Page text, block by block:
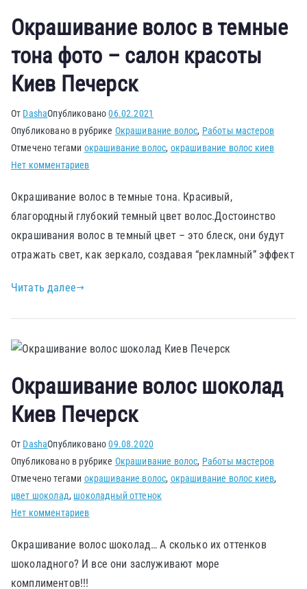
Окрашивание волос в темные
тона фото – салон красоты
Киев Печерск
От DashaОпубликовано06.02.2021
Опубликовано в рубрике Окрашивание волос, Работы мастеров
Отмечено тегами окрашивание волос, окрашивание волос киев
Нет комментариев
Окрашивание волос в темные тона. Красивый,
благородный глубокий темный цвет волос.Достоинство
окрашивания волос в темный цвет – это блеск, они будут
отражать свет, как зеркало, создавая “рекламный” эффект
Читать далее
Окрашивание волос шоколад
Киев Печерск
От DashaОпубликовано09.08.2020
Опубликовано в рубрике Окрашивание волос, Работы мастеров
Отмечено тегами окрашивание волос, окрашивание волос киев,
цвет шоколад, шоколадный оттенок
Нет комментариев
Окрашивание волос шоколад… А сколько их оттенков
шоколадного? И все они заслуживают море
комплиментов!!!